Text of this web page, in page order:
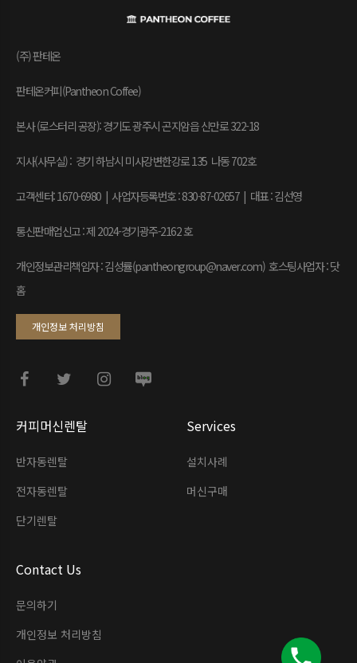
커피머신렌탈
반자동렌탈
전자동렌탈
단기렌탈
Services
설치사례
머신구매
Contact Us
문의하기
개인정보 처리방침
(주) 판테온
판테온커피(Pantheon Coffee)
본사 (로스터리 공장): 경기도 광주시 곤지암읍 신만로 322-18
지사(사무실) : 경기 하남시 미사강변한강로 135 나동 702호
고객센터: 1670-6980 | 사업자등록번호 : 830-87-02657 | 대표 : 김선영
통신판매업신고 : 제 2024-경기광주-2162 호
개인정보관리책임자 : 김성률(pantheongroup@naver.com) 호스팅사업자 : 닷
홈
개인정보 처리방침